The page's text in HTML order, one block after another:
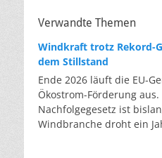
Verwandte Themen
Windkraft trotz Rekord-
dem Stillstand
Ende 2026 läuft die EU-
Ökostrom-Förderung aus.
Nachfolgegesetz ist
Windbranche droht ein